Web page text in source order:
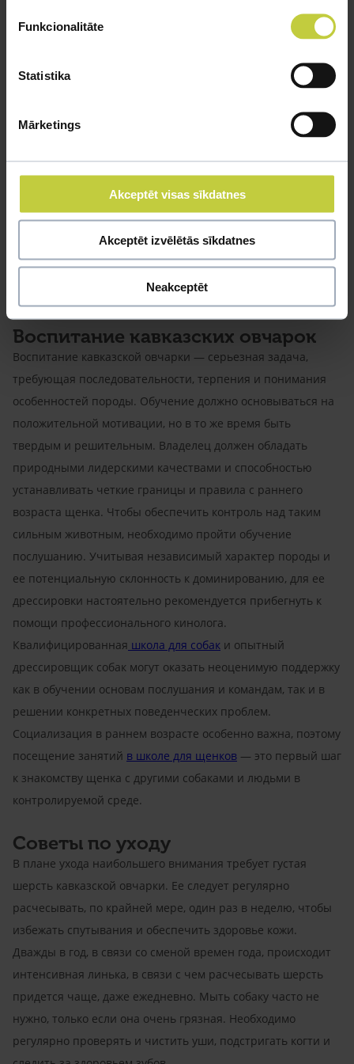
Funkcionalitāte
Statistika
Mārketings
Akceptēt visas sīkdatnes
Akceptēt izvēlētās sīkdatnes
Neakceptēt
Воспитание кавказских овчарок
Воспитание кавказской овчарки — серьезная задача,
требующая последовательности, терпения и понимания
особенностей породы. Обучение должно основываться на
положительной мотивации, но в то же время быть
твердым и решительным. Владелец должен обладать
природными лидерскими качествами и способностью
устанавливать четкие границы и правила с раннего
возраста щенка. Чтобы обеспечить контроль над таким
сильным животным, необходимо пройти обучение
послушанию. Учитывая независимый характер породы и
ее потенциальную склонность к доминированию, для ее
дрессировки настоятельно рекомендуется прибегнуть к
помощи профессионального кинолога.
Квалифицированная школа для собак и опытный
дрессировщик собак могут оказать неоценимую поддержку
как в обучении основам послушания и командам, так и в
решении конкретных поведенческих проблем.
Социализация в раннем возрасте особенно важна, поэтому
посещение занятий в школе для щенков — это первый шаг
к знакомству щенка с другими собаками и людьми в
контролируемой среде.
Советы по уходу
В плане ухода наибольшего внимания требует густая
шерсть кавказской овчарки. Ее следует регулярно
расчесывать, по крайней мере, один раз в неделю, чтобы
избежать спутывания и обеспечить здоровье кожи.
Дважды в год, в связи со сменой времен года, происходит
интенсивная линька, в связи с чем расчесывать шерсть
придется чаще, даже ежедневно. Мыть собаку часто не
нужно, только если она очень грязная. Необходимо
регулярно проверять и чистить уши, подстригать когти и